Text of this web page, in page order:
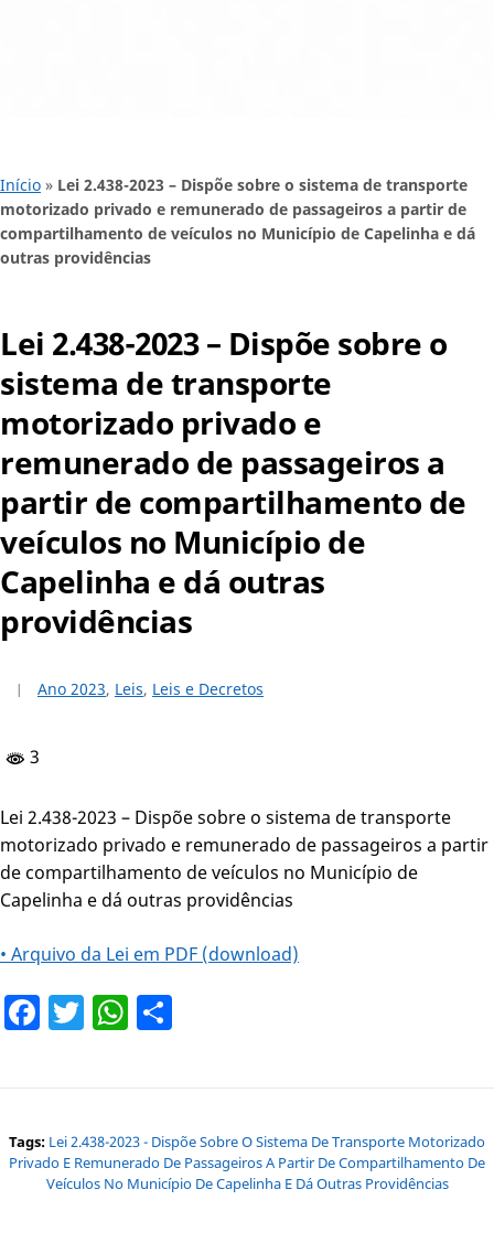
Início » Lei 2.438-2023 – Dispõe sobre o sistema de transporte
motorizado privado e remunerado de passageiros a partir de
compartilhamento de veículos no Município de Capelinha e dá
outras providências
Lei 2.438-2023 – Dispõe sobre o
sistema de transporte
motorizado privado e
remunerado de passageiros a
partir de compartilhamento de
veículos no Município de
Capelinha e dá outras
providências
Ano 2023, Leis, Leis e Decretos
3
Lei 2.438-2023 – Dispõe sobre o sistema de transporte
motorizado privado e remunerado de passageiros a partir
de compartilhamento de veículos no Município de
Capelinha e dá outras providências
• Arquivo da Lei em PDF (download)
Facebook
TwitterWhatsApp
Tags: Lei 2.438-2023 - Dispõe Sobre O Sistema De Transporte Motorizado
Privado E Remunerado De Passageiros A Partir De Compartilhamento De
Veículos No Município De Capelinha E Dá Outras Providências